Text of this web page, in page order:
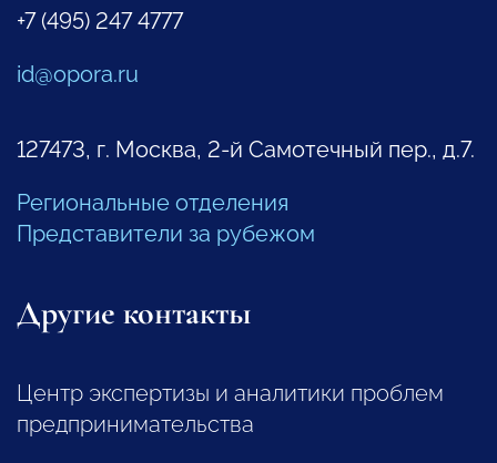
+7 (495) 247 4777
id@opora.ru
127473, г. Москва, 2-й Самотечный пер., д.7.
Региональные отделения
Представители за рубежом
Другие контакты
Центр экспертизы и аналитики проблем
предпринимательства